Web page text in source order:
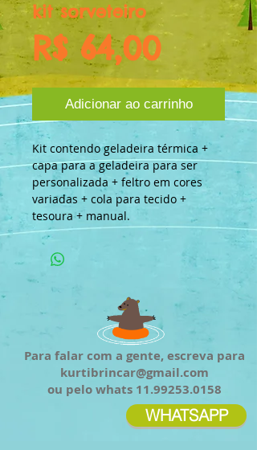
kit sorveteiro
R$ 64,00Preço
Adicionar ao carrinho
Kit contendo geladeira térmica +
capa para a geladeira para ser
personalizada + feltro em cores
variadas + cola para tecido +
tesoura + manual.
Para falar com a gente, escreva para
kurtibrincar@gmail.com
ou pelo whats 11.99253.0158
WHATSAPP